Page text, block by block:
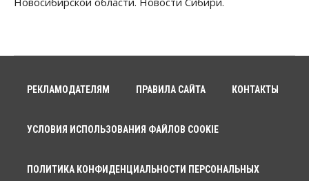
09 Августа 2026, 14:30
Бизнес Власть Недвижимость
Торги по освоению «СмартСити» под
Экстренное предупреждение из-за жары в
Новосибирске распространили спасатели
РЕКЛАМОДАТЕЛЯМ ПРАВИЛА САЙТА КОНТАКТЫ
УСЛОВИЯ ИСПОЛЬЗОВАНИЯ ФАЙЛОВ COOKIE
ПОЛИТИКА КОНФИДЕНЦИАЛЬНОСТИ ПЕРСОНАЛЬНЫХ